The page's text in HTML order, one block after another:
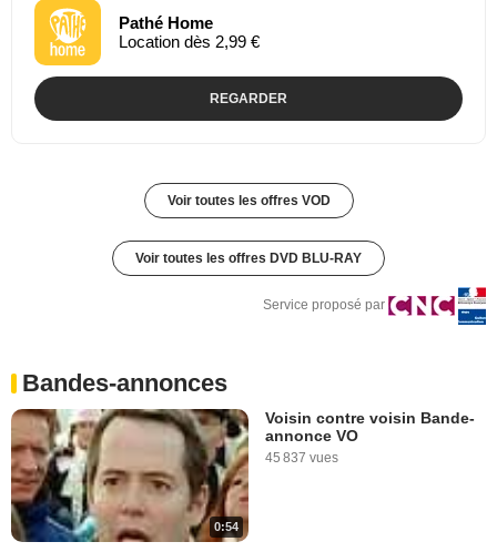
Pathé Home
Location dès 2,99 €
REGARDER
Voir toutes les offres VOD
Voir toutes les offres DVD BLU-RAY
Service proposé par
Bandes-annonces
0:54
Voisin contre voisin Bande-
annonce VO
45 837 vues